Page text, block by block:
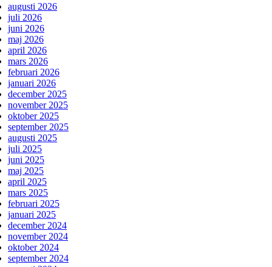
augusti 2026
juli 2026
juni 2026
maj 2026
april 2026
mars 2026
februari 2026
januari 2026
december 2025
november 2025
oktober 2025
september 2025
augusti 2025
juli 2025
juni 2025
maj 2025
april 2025
mars 2025
februari 2025
januari 2025
december 2024
november 2024
oktober 2024
september 2024